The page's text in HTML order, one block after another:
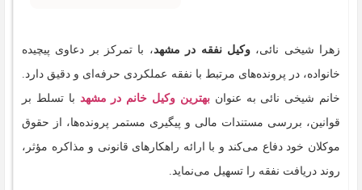
زهرا شیخی نائی،وکیل نفقه در مشهد، با تمرکز بر دعاوی پیچیده
خانواده، در پرونده‌های مرتبط با نفقه عملکردی حرفه‌ای و دقیق دارد.
خانم شیخی نائی به عنوانبهترین وکیل خانم در مشهد با تسلط بر
قوانین، بررسی مستندات مالی و پیگیری مستمر پرونده‌ها، از حقوق
موکلان خود دفاع می‌کند و با ارائه راهکارهای قانونی و مذاکره مؤثر،
روند دریافت نفقه را تسهیل می‌نماید.